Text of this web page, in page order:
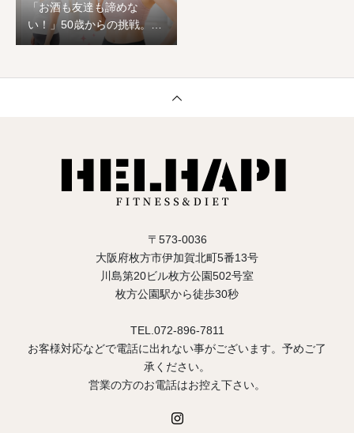
「お酒も友達も諦めな
い！」50歳からの挑戦。1
ヶ月でワンサイズ下の服が
まれ変わった恵子様のスト
〒573-0036
大阪府枚方市伊加賀北町5番13号
川島第20ビル枚方公園502号室
枚方公園駅から徒歩30秒
TEL.072-896-7811
お客様対応などで電話に出れない事がございます。予めご了
承ください。
営業の方のお電話はお控え下さい。